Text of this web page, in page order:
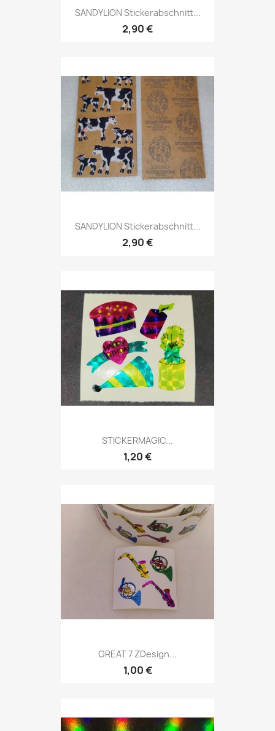
SANDYLION Stickerabschnitt...
2,90 €
SANDYLION Stickerabschnitt...
2,90 €
STICKERMAGIC...
1,20 €
GREAT 7 ZDesign...
1,00 €